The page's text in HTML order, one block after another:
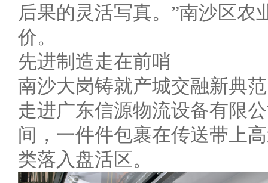
后果的灵活写真。”南沙区
价。
先进制造走在前哨
南沙大岗铸就产城交融新典范
走进广东信源物流设备有限
间，一件件包裹在传送带上
类落入盘活区。